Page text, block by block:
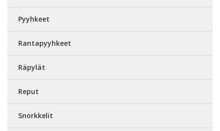
Pyyhkeet
Rantapyyhkeet
Räpylät
Reput
Snorkkelit